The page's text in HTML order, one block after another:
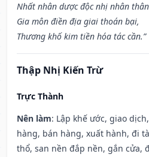
Nhất nhân dược độc nhị nhân
Gia môn điền địa giai thoán bại,
Thương khố kim tiền hóa tác cần.”
Thập Nhị Kiến Trừ
Trực Thành
Nên làm: Lập khế ước, giao
hàng, bán hàng, xuất hành, đi
thổ, san nền đắp nền, gắn cửa,